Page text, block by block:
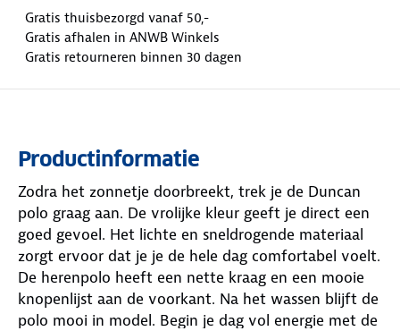
Gratis thuisbezorgd vanaf 50,-
Gratis afhalen in ANWB Winkels
Gratis retourneren binnen 30 dagen
Productinformatie
Zodra het zonnetje doorbreekt, trek je de Duncan
polo graag aan. De vrolijke kleur geeft je direct een
goed gevoel. Het lichte en sneldrogende materiaal
zorgt ervoor dat je je de hele dag comfortabel voelt.
De herenpolo heeft een nette kraag en een mooie
knopenlijst aan de voorkant. Na het wassen blijft de
polo mooi in model. Begin je dag vol energie met de